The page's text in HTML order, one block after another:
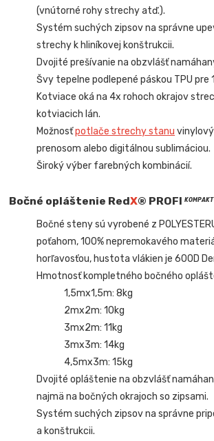
(vnútorné rohy strechy atď.).
Systém suchých zipsov na správne
strechy k hliníkovej konštrukcii.
Dvojité prešívanie na obzvlášť
Švy tepelne podlepené páskou TPU pre
Kotviace oká na 4x rohoch okrajov
kotviacich lán.
Možnosťpotlače strechy stanu
prenosom alebo digitálnou sublimáciou.
Široký výber farebných kombinácií.
Bočné opláštenie RedX® PROFIKOMPAKT
Bočné steny sú vyrobené z
poťahom, 100% nepremokavého
horľavosťou, hustota vlákien je 600D
Hmotnosť kompletného bočného
1,5mx1,5m: 8kg
2mx2m: 10kg
3mx2m: 11kg
3mx3m: 14kg
4,5mx3m: 15kg
Dvojité opláštenie na obzvlášť
najmä na bočných okrajoch so zipsami.
Systém suchých zipsov na správne
a konštrukcii.